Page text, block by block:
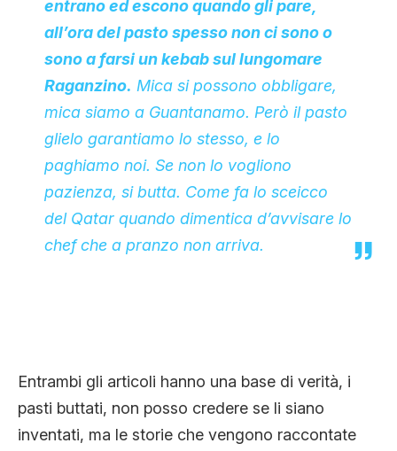
entrano ed escono quando gli pare,
all’ora del pasto spesso non ci sono o
sono a farsi un kebab sul lungomare
Raganzino. Mica si possono obbligare,
mica siamo a Guantanamo. Però il pasto
glielo garantiamo lo stesso, e lo
paghiamo noi. Se non lo vogliono
pazienza, si butta. Come fa lo sceicco
del Qatar quando dimentica d’avvisare lo
chef che a pranzo non arriva.
Entrambi gli articoli hanno una base di verità, i
pasti buttati, non posso credere se li siano
inventati, ma le storie che vengono raccontate